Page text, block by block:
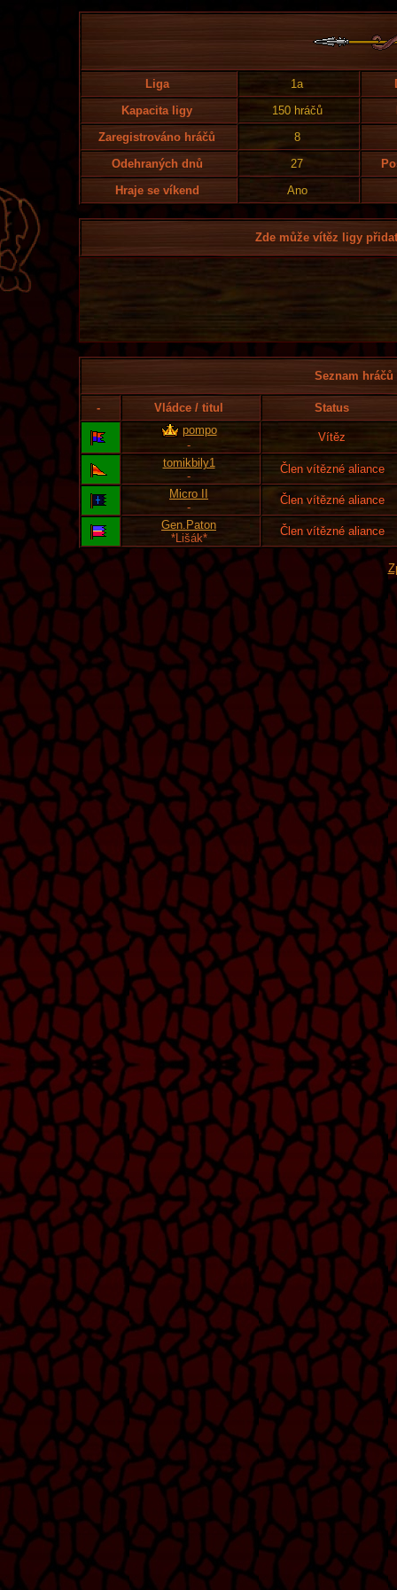
Liga 1a
Kapacita ligy
150 hráčů
Zaregistrováno hráčů
8
Odehraných dnů
27
Hraje se víkend
Ano
Zde může vítěz ligy
Seznam
- Vládce / titul
Status
pompo
-
Vítěz
tomikbily1
-
Člen vítězné aliance
Micro II
-
Člen vítězné aliance
Gen.Paton
*Lišák*
Člen vítězné aliance